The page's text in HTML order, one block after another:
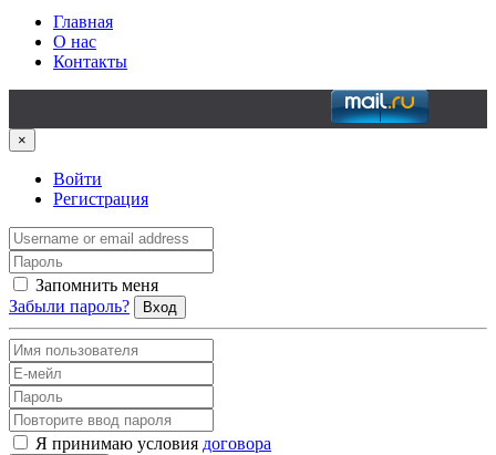
Главная
О нас
Контакты
×
Войти
Регистрация
Запомнить меня
Забыли пароль?
Вход
Я принимаю условия договора